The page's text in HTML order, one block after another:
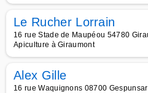
Le Rucher Lorrain
16 rue Stade de Maupéou 54780
Apiculture à Giraumont
Alex Gille
16 rue Waquignons 08700